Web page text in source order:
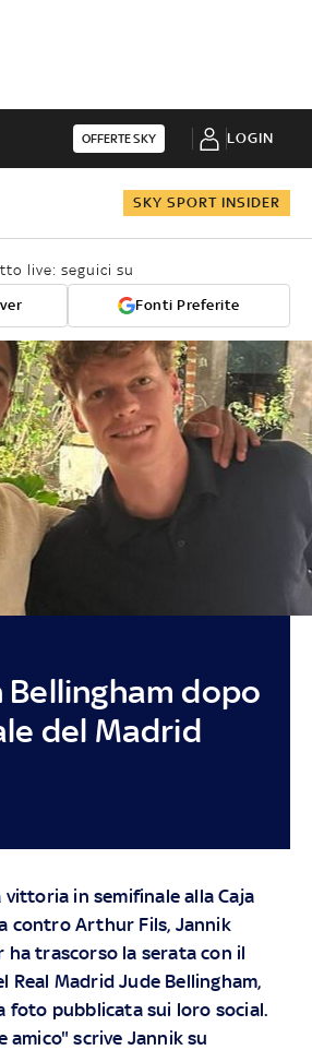
OFFERTE SKY LOGIN
SKY SPORT INSIDER
live: seguici su
Fonti Preferite
Bellingham dopo
del Madrid
vittoria in semifinale alla Caja
contro Arthur Fils, Jannik
ha trascorso la serata con il
Real Madrid Jude Bellingham,
foto pubblicata sui loro social.
amico" scrive Jannik su